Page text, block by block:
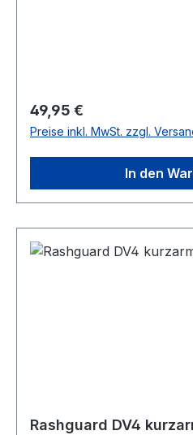
Regulärer Preis:
49,95 €
Preise inkl. MwSt. zzgl.
In den
Rashguard DV4